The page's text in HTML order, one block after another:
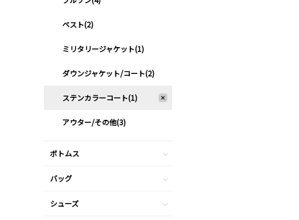
ベスト(2)
ミリタリージャケット(1)
ダウンジャケット/コート(2)
ステンカラーコート(1)
アウター/その他(3)
ボトムス
バッグ
シューズ